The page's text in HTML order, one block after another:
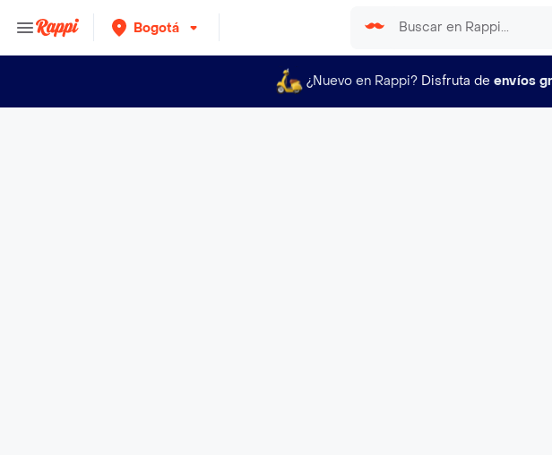
Bogotá
¿Nuevo en Rappi? Disfruta de envíos